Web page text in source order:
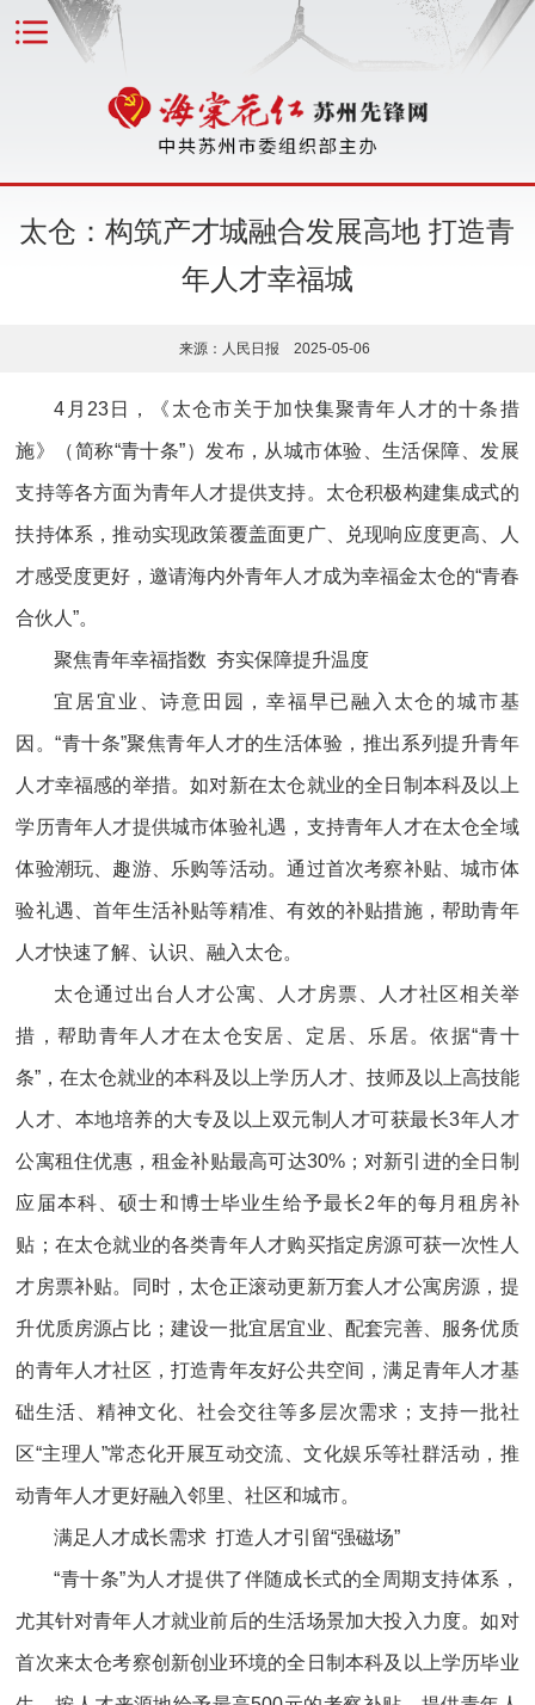
太仓：构筑产才城融合发展高地 打造青
年人才幸福城
来源：人民日报 2025-05-06
4月23日，《太仓市关于加快集聚青年人才的十条措
施》（简称“青十条”）发布，从城市体验、生活保障、发展
支持等各方面为青年人才提供支持。太仓积极构建集成式的
扶持体系，推动实现政策覆盖面更广、兑现响应度更高、人
才感受度更好，邀请海内外青年人才成为幸福金太仓的“青春
合伙人”。
聚焦青年幸福指数 夯实保障提升温度
宜居宜业、诗意田园，幸福早已融入太仓的城市基
因。“青十条”聚焦青年人才的生活体验，推出系列提升青年
人才幸福感的举措。如对新在太仓就业的全日制本科及以上
学历青年人才提供城市体验礼遇，支持青年人才在太仓全域
体验潮玩、趣游、乐购等活动。通过首次考察补贴、城市体
验礼遇、首年生活补贴等精准、有效的补贴措施，帮助青年
人才快速了解、认识、融入太仓。
太仓通过出台人才公寓、人才房票、人才社区相关举
措，帮助青年人才在太仓安居、定居、乐居。依据“青十
条”，在太仓就业的本科及以上学历人才、技师及以上高技能
人才、本地培养的大专及以上双元制人才可获最长3年人才
公寓租住优惠，租金补贴最高可达30%；对新引进的全日制
应届本科、硕士和博士毕业生给予最长2年的每月租房补
贴；在太仓就业的各类青年人才购买指定房源可获一次性人
才房票补贴。同时，太仓正滚动更新万套人才公寓房源，提
升优质房源占比；建设一批宜居宜业、配套完善、服务优质
的青年人才社区，打造青年友好公共空间，满足青年人才基
础生活、精神文化、社会交往等多层次需求；支持一批社
区“主理人”常态化开展互动交流、文化娱乐等社群活动，推
动青年人才更好融入邻里、社区和城市。
满足人才成长需求 打造人才引留“强磁场”
“青十条”为人才提供了伴随成长式的全周期支持体系，
尤其针对青年人才就业前后的生活场景加大投入力度。如对
首次来太仓考察创新创业环境的全日制本科及以上学历毕业